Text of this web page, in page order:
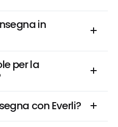
in
per la
con Everli?